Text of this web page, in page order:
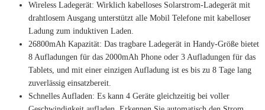
Wireless Ladegerät: Wirklich kabelloses Solarstrom-Ladegerät mit
drahtlosem Ausgang unterstützt alle Mobil Telefone mit kabelloser
Ladung zum induktiven Laden.
26800mAh Kapazität: Das tragbare Ladegerät in Handy-Größe bietet
8 Aufladungen für das 2000mAh Phone oder 3 Aufladungen für das
Tablets, und mit einer einzigen Aufladung ist es bis zu 8 Tage lang
zuverlässig einsatzbereit.
Schnelles Aufladen: Es kann 4 Geräte gleichzeitig bei voller